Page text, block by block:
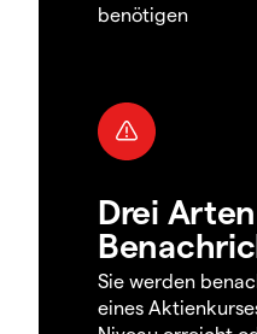
benötigen
Drei
Sie werden
eines